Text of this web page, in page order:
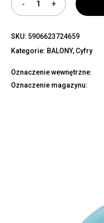
SKU: 5906623724659
Kategorie: BALONY, Cyfry
Oznaczenie wewnętrzne:
Oznaczenie magazynu: